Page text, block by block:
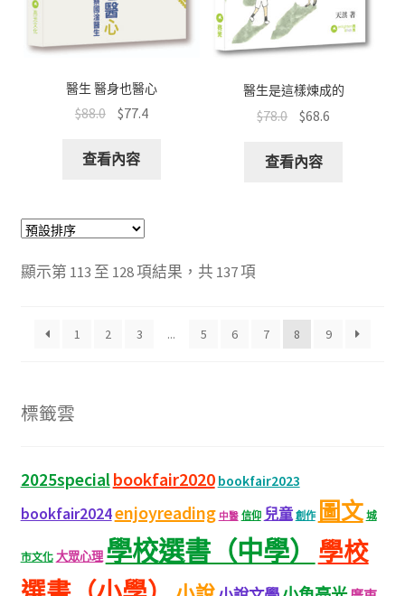
醫生 醫身也醫心
$88.0 $77.4
查看內容
醫生是這樣煉成的
$78.0 $68.6
查看內容
顯示第 113 至 128 項結果，共 137 項
1 2 3 ... 5 6 7 8 9
標籤雲
2025specialbookfair2020 bookfair2023
bookfair2024enjoyreading 中醫 信仰 兒童 創作 圖文 城
市文化 大眾心理 學校選書（中學）
學校